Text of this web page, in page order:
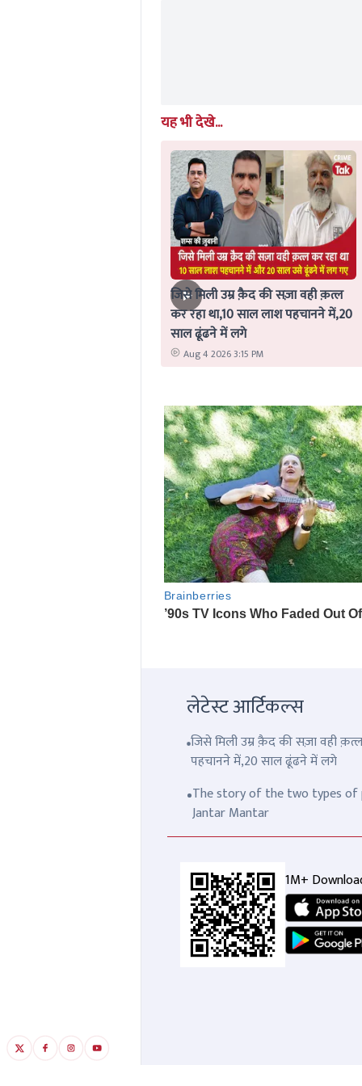
यह भी देखे...
जिसे मिली उम्र क़ैद की सज़ा वही क़त्ल
कर रहा था,10 साल लाश पहचानने में,20
साल ढूंढने में लगे
Aug 4 2026 3:15 PM
लेटेस्ट आर्टिकल्स
जिसे मिली उम्र क़ैद की सज़ा वही
पहचानने में,20 साल ढूंढने में लगे
The story of the two types of
Jantar Mantar
1M+